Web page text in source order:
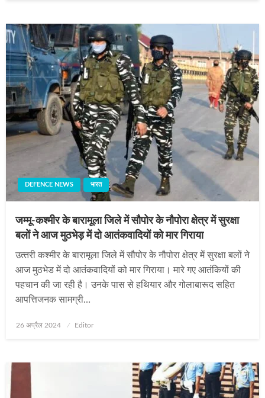
DEFENCE NEWS भारत
जम्मू-कश्‍मीर के बारामूला जिले में सौपोर के नौपोरा क्षेत्र में सुरक्षा
बलों ने आज मुठभेड़ में दो आतंकवादियों को मार गिराया
उत्‍तरी कश्‍मीर के बारामूला जिले में सौपोर के नौपोरा क्षेत्र में सुरक्षा बलों ने
आज मुठभेड में दो आतंकवादियों को मार गिराया। मारे गए आतंकियों की
पहचान की जा रही है। उनके पास से हथियार और गोलाबारूद सहित
आपत्तिजनक सामग्री…
Posted
26 अप्रैल 2024 Editor